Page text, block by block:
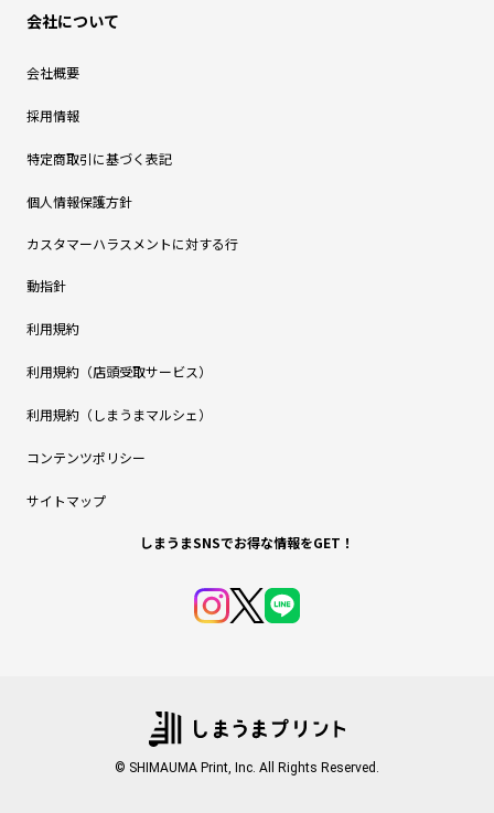
会社について
会社概要
採用情報
特定商取引に基づく表記
個人情報保護方針
カスタマーハラスメントに対する行
動指針
利用規約
利用規約（店頭受取サービス）
利用規約（しまうまマルシェ）
コンテンツポリシー
サイトマップ
しまうまSNSでお得な情報をGET！
© SHIMAUMA Print, Inc. All Rights Reserved.